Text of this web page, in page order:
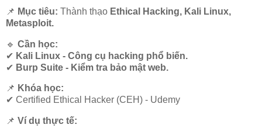
📌 Mục tiêu: Thành thạo Ethical Hacking, Kali Linux,
Metasploit.
🔹 Cần học:
✔ Kali Linux - Công cụ hacking phổ biến.
✔ Burp Suite - Kiểm tra bảo mật web.
📌 Khóa học:
✔ Certified Ethical Hacker (CEH) - Udemy
📌 Ví dụ thực tế: